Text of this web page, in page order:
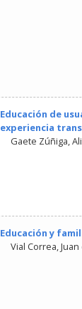
Educación de
experiencia
Gaete Zúñiga,
Educación y
Vial Correa,